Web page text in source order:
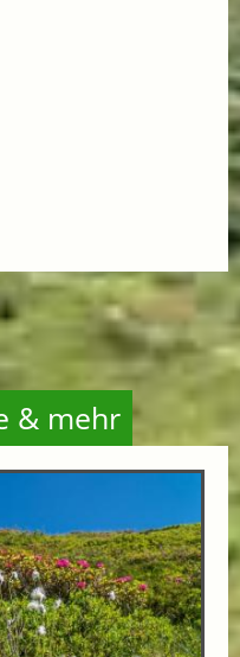
& mehr